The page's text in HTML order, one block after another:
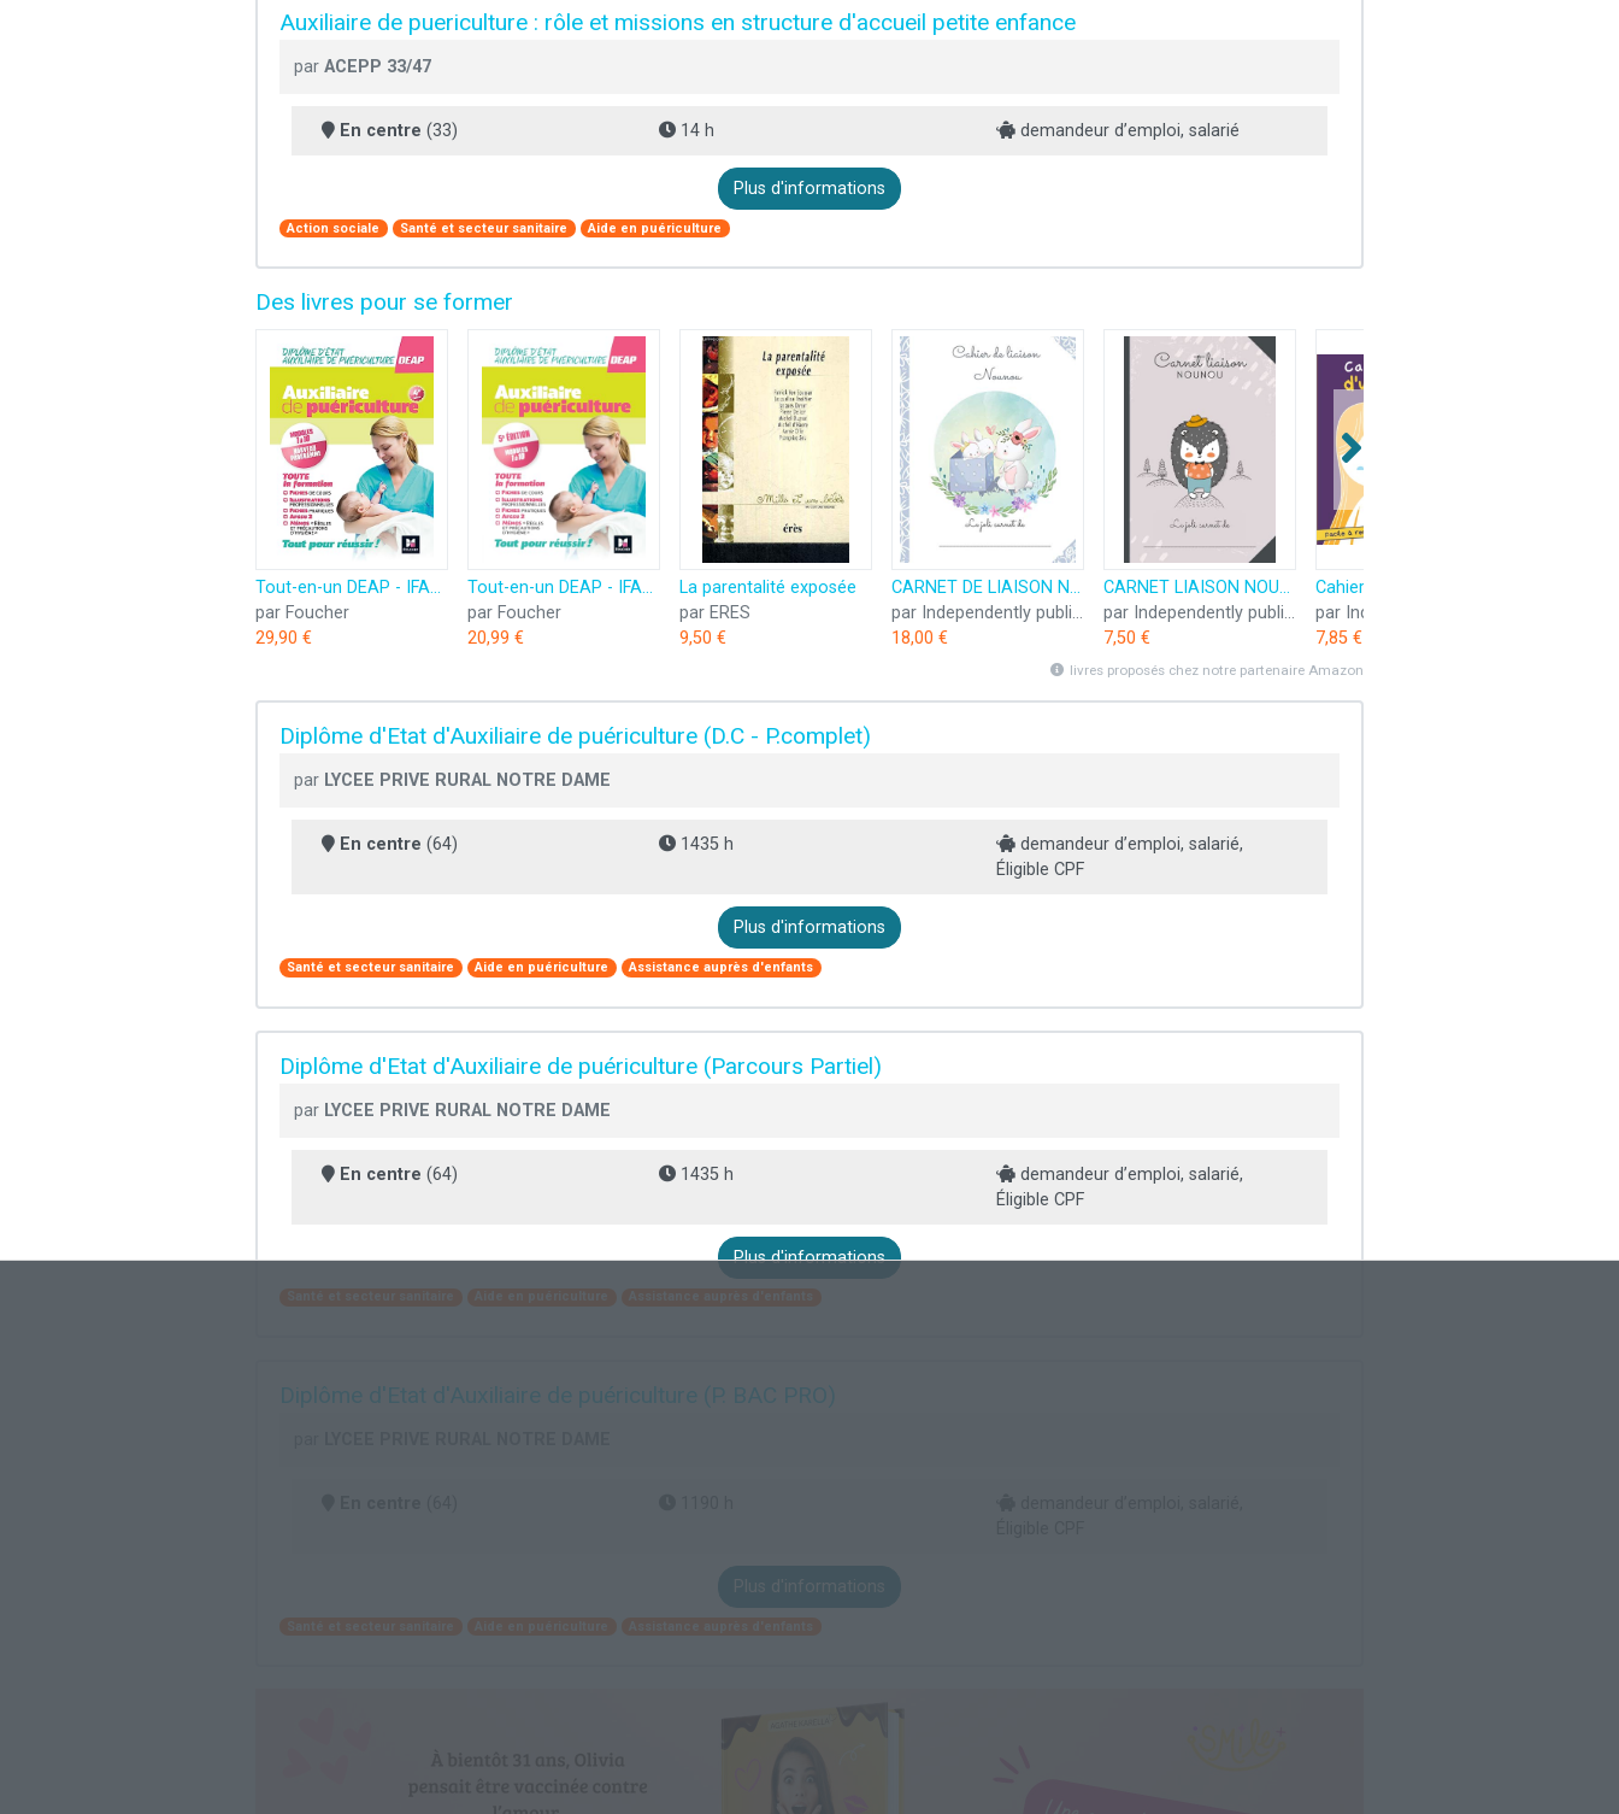
Auxiliaire de puericulture : rôle et missions en structure d'accueil petite enfance
par ACEPP 33/47
En centre (33) 14 h demandeur d’emploi, salarié
Plus d'informations
Action sociale Santé et secteur sanitaire Aide en puériculture
Des livres pour se former
Tout-en-un DEAP - IFAP - Diplôme État Auxiliaire puériculture Programme complet - 2025-2026
par Foucher
29,90 €
Tout-en-un DEAP - IFAP - Diplôme État Auxiliaire puériculture Programme complet - 2025-2026
par Foucher
20,99 €
La parentalité exposée
par ERES
9,50 €
CARNET DE LIAISON NOUNOU A DOMICILE: Cahier de transmissions : parents et auxiliaire-parentale pour prise en charge de la fratrie au domicile
par Independently published
18,00 €
CARNET LIAISON NOUNOU: Cahier de transmission nounou/parents pour faciliter la communication au quotidien - Journal de bord de bébé sur son lieu ... crèche, baby-sitter, auxiliaire parental...)
par Independently published
7,50 €
7,85 €
livres proposés chez notre partenaire Amazon
Diplôme d'Etat d'Auxiliaire de puériculture (D.C - P.complet)
par LYCEE PRIVE RURAL NOTRE DAME
En centre (64) 1435 h
demandeur d’emploi, salarié,
Éligible CPF
Plus d'informations
Santé et secteur sanitaire Aide en puériculture Assistance auprès d'enfants
Diplôme d'Etat d'Auxiliaire de puériculture (Parcours Partiel)
par LYCEE PRIVE RURAL NOTRE DAME
En centre (64) 1435 h
demandeur d’emploi, salarié,
Éligible CPF
Plus d'informations
Diplôme d'Etat d'Auxiliaire de puériculture (P. BAC PRO)
Plus d'informations